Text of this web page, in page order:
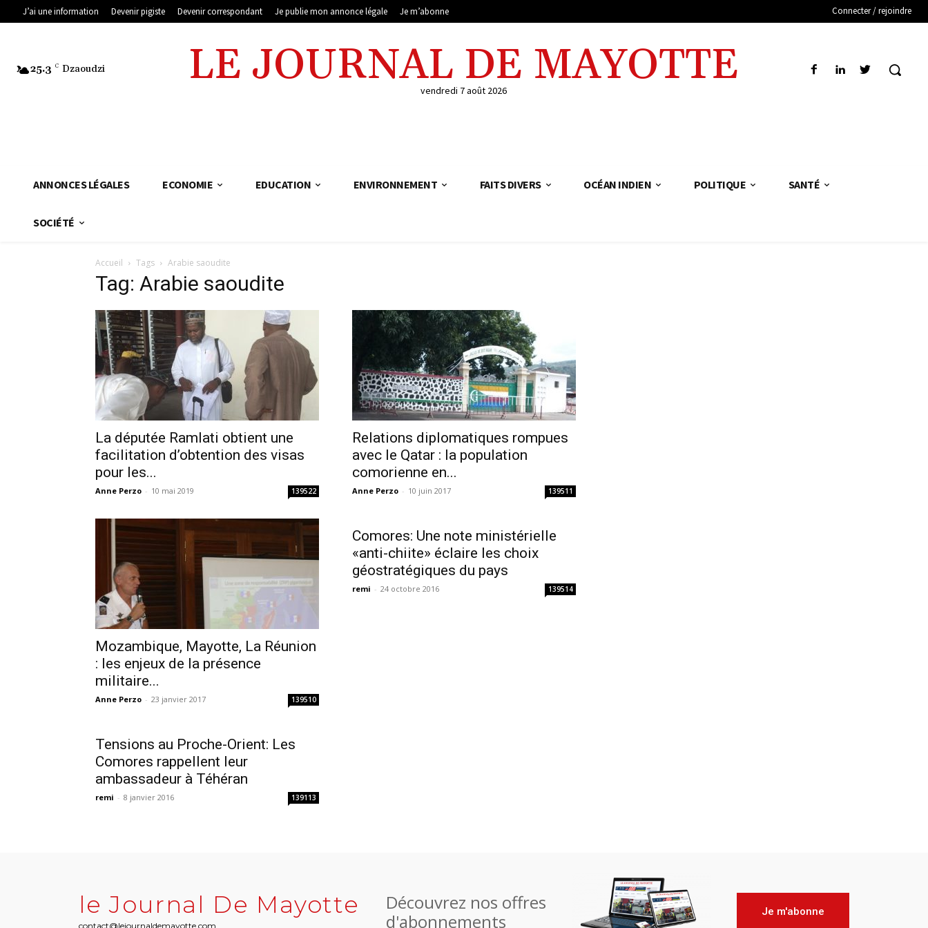
J’ai une information Devenir pigiste Devenir correspondant Je publie mon annonce légale Je m’abonne Connecter / rejoindre
25.3 C Dzaoudzi LE JOURNAL DE MAYOTTE
vendredi 7 août 2026
ANNONCES LÉGALES ECONOMIE EDUCATION ENVIRONNEMENT FAITS DIVERS OCÉAN INDIEN POLITIQUE SANTÉ
SOCIÉTÉ
Accueil Tags Arabie saoudite
Tag: Arabie saoudite
La députée Ramlati obtient une
facilitation d’obtention des visas
pour les...
Anne Perzo - 10 mai 2019 139522
Relations diplomatiques rompues
avec le Qatar : la population
comorienne en...
Anne Perzo - 10 juin 2017 139511
Mozambique, Mayotte, La Réunion
: les enjeux de la présence
militaire...
Anne Perzo - 23 janvier 2017 139510
Comores: Une note ministérielle
«anti-chiite» éclaire les choix
géostratégiques du pays
remi - 24 octobre 2016 139514
Tensions au Proche-Orient: Les
Comores rappellent leur
ambassadeur à Téhéran
remi - 8 janvier 2016 139113
le Journal De Mayotte
contact@lejournaldemayotte.com
Découvrez nos offres
d'abonnements
Je m'abonne